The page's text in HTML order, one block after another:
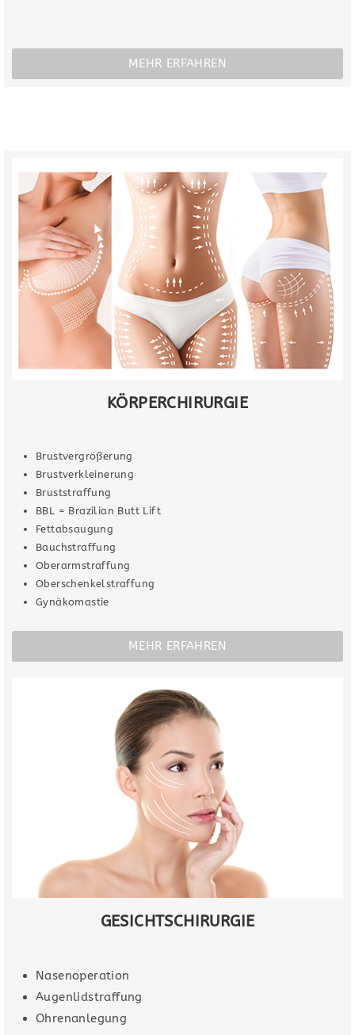
MEHR ERFAHREN
KÖRPERCHIRURGIE
Brustvergrößerung
Brustverkleinerung
Bruststraffung
BBL = Brazilian Butt Lift
Fettabsaugung
Bauchstraffung
Oberarmstraffung
Oberschenkelstraffung
Gynäkomastie
MEHR ERFAHREN
GESICHTSCHIRURGIE
Nasenoperation
Augenlidstraffung
Ohrenanlegung